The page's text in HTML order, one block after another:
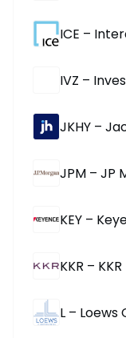
ICE –
IVZ –
JKHY –
JPM – JP
KEY –
KKR – KKR
L –